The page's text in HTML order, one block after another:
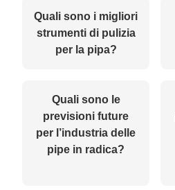
Quali sono i migliori
strumenti di pulizia
per la pipa?
Quali sono le
previsioni future
per l’industria delle
pipe in radica?